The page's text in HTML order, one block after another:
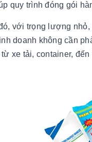
quy trình đóng gói
với trọng lượng
doanh không cần
xe tải, container, đến